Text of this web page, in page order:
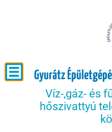
Gyurátz
Víz-,gáz- és
hőszivattyú